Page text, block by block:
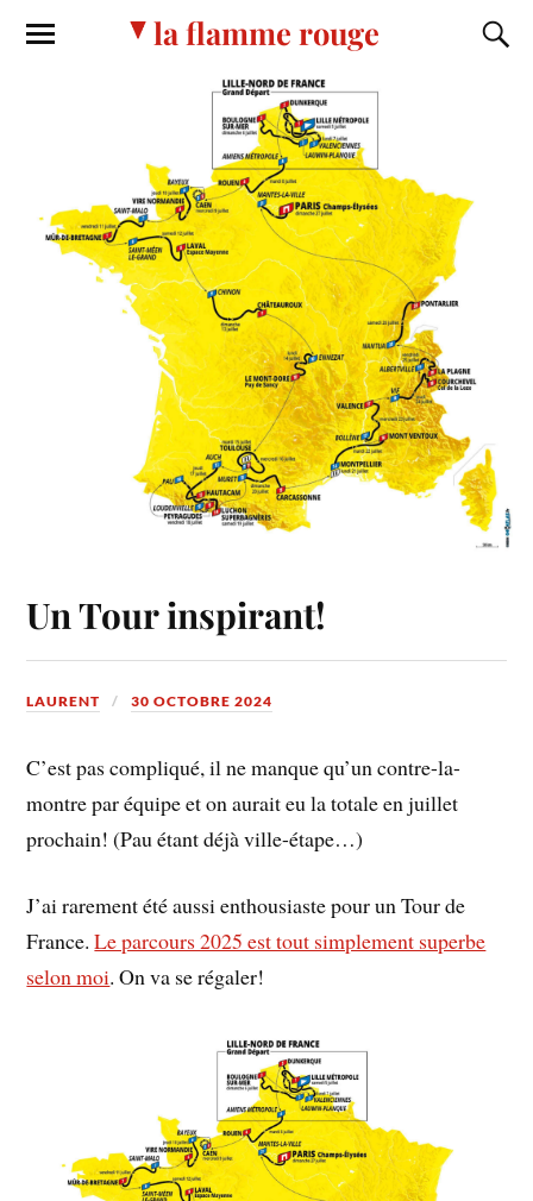
la flamme rouge
Un Tour inspirant!
LAURENT 30 OCTOBRE 2024
C’est pas compliqué, il ne manque qu’un contre-la-
montre par équipe et on aurait eu la totale en juillet
prochain! (Pau étant déjà ville-étape…)
J’ai rarement été aussi enthousiaste pour un Tour de
France.Le parcours 2025 est tout simplement superbe
selon moi. On va se régaler!